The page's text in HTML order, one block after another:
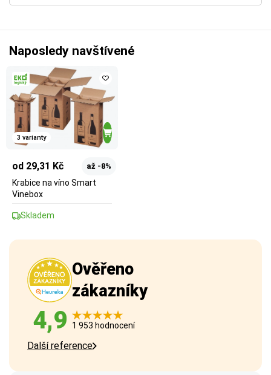
Naposledy navštívené
3 varianty
od 29,31 Kč až -8%
Krabice na víno Smart
Vinebox
Skladem
Ověřeno
zákazníky
4,9 1 953 hodnocení
Další reference